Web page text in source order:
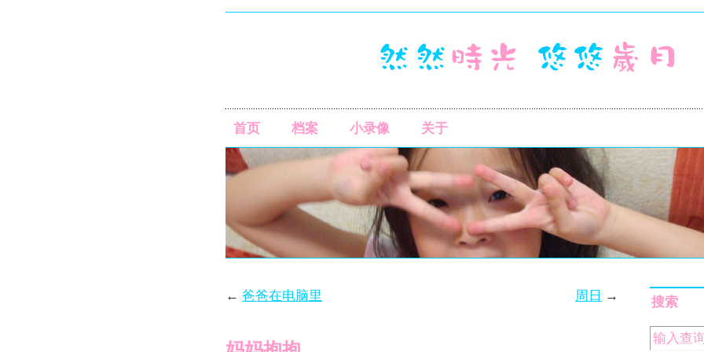
首页 档案 小录像 关于
← 爸爸在电脑里 周日 → 搜索